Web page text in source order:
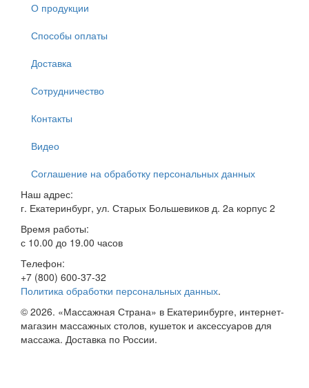
О продукции
Способы оплаты
Доставка
Сотрудничество
Контакты
Видео
Соглашение на обработку персональных данных
Наш адрес:
г. Екатеринбург, ул. Старых Большевиков д. 2а корпус 2
Время работы:
с 10.00 до 19.00 часов
Телефон:
+7 (800) 600-37-32
Политика обработки персональных данных.
© 2026. «Массажная Страна» в Екатеринбурге, интернет-
магазин массажных столов, кушеток и аксессуаров для
массажа. Доставка по России.